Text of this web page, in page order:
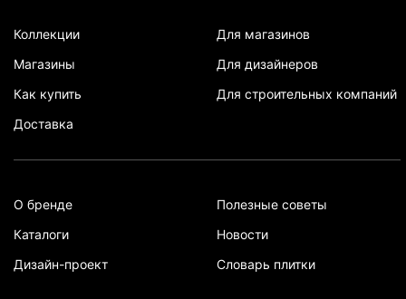
Коллекции
Магазины
Как купить
Доставка
Для магазинов
Для дизайнеров
Для строительных компаний
О бренде
Каталоги
Дизайн-проект
Полезные советы
Новости
Словарь плитки